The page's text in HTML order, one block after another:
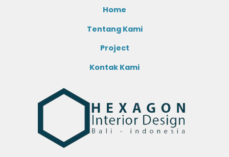
Home
Tentang Kami
Project
Kontak Kami